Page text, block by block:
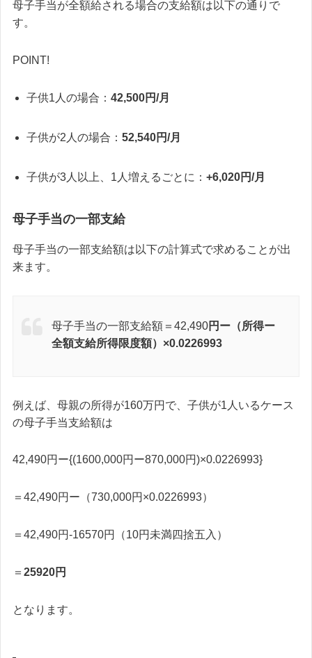
母子手当が全額給される場合の支給額は以下の通りで
す。
POINT!
子供1人の場合： 42,500円/月
子供が2人の場合： 52,540円/月
子供が3人以上、1人増えるごとに： +6,020円/月
母子手当の一部支給
母子手当の一部支給額は以下の計算式で求めることが出
来ます。
母子手当の一部支給額＝42,490円ー（所得ー
全額支給所得限度額）×0.0226993
例えば、母親の所得が160万円で、子供が1人いるケース
の母子手当支給額は
42,490円ー{(1600,000円ー870,000円)×0.0226993}
＝42,490円ー（730,000円×0.0226993）
＝42,490円-16570円（10円未満四捨五入）
＝ 25920円
となります。